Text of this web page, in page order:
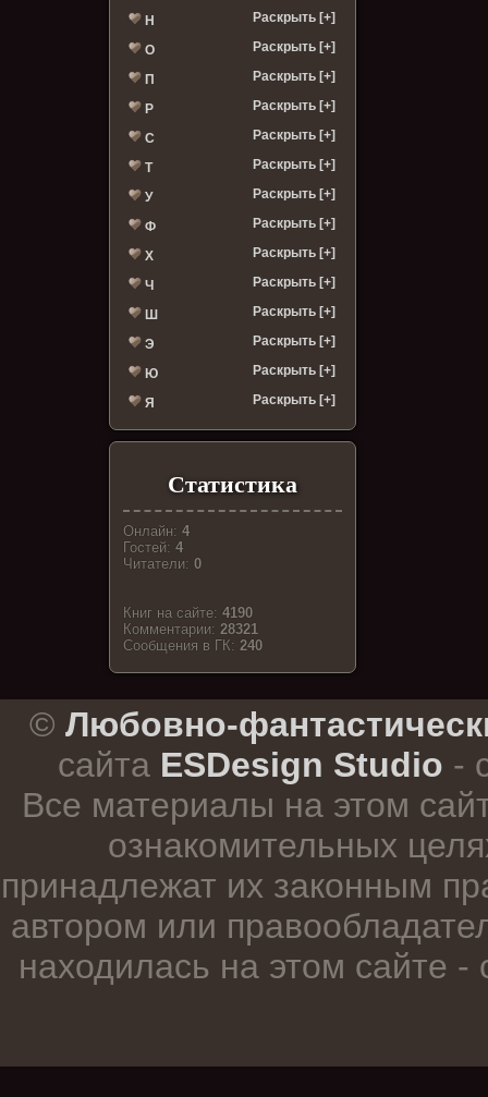
Н Раскрыть [+]
О Раскрыть [+]
П Раскрыть [+]
Р Раскрыть [+]
С Раскрыть [+]
Т Раскрыть [+]
У Раскрыть [+]
Ф Раскрыть [+]
Х Раскрыть [+]
Ч Раскрыть [+]
Ш Раскрыть [+]
Э Раскрыть [+]
Ю Раскрыть [+]
Я Раскрыть [+]
Статистика
Онлайн:4
Гостей:4
Читатели:0
Книг на сайте:4190
Комментарии:28321
Cообщения в ГК:240
© Любовно-
сайта ESDesign Studio -
Все материалы на этом
ознакомительных
принадлежат их законным
автором или
находилась на этом сайте